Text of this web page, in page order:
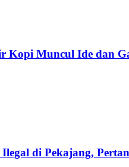
Kopi Muncul Ide dan
di Pekajang,